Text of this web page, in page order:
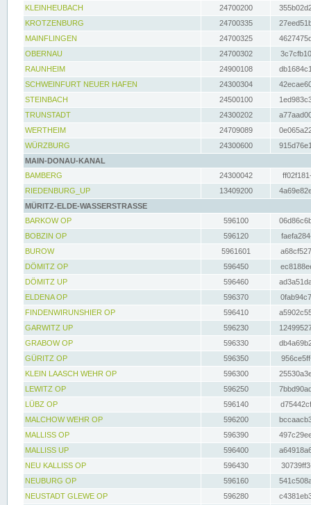
KLEINHEUBACH 24700200
KROTZENBURG
24700335
MAINFLINGEN
24700325
OBERNAU
24700302
RAUNHEIM
24900108
SCHWEINFURT NEUER HAFEN
24300304
STEINBACH
24500100
TRUNSTADT
24300202
WERTHEIM
24709089
WÜRZBURG
24300600
MAIN-DONAU-KANAL
BAMBERG
24300042
RIEDENBURG_UP
13409200
MÜRITZ-ELDE-WASSERSTRASSE
BARKOW OP
596100
BOBZIN OP
596120
BUROW
5961601
DÖMITZ OP
596450
DÖMITZ UP
596460
ELDENA OP
596370
FINDENWIRUNSHIER OP
596410
GARWITZ UP
596230
GRABOW OP
596330
GÜRITZ OP
596350
KLEIN LAASCH WEHR OP
596300
LEWITZ OP
596250
LÜBZ OP
596140
MALCHOW WEHR OP
596200
MALLISS OP
596390
MALLISS UP
596400
NEU KALLISS OP
596430
NEUBURG OP
596160
NEUSTADT GLEWE OP
596280